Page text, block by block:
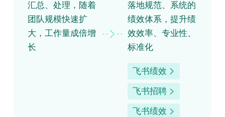
汇总、处理，随着
团队规模快速扩
大，工作量成倍增
长
落地规范、系统的
绩效体系，提升绩
效效率、专业性、
标准化
飞书绩效
飞书招聘
飞书绩效